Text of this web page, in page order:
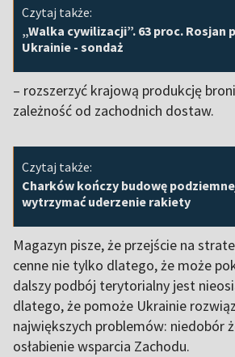
Czytaj także:
„Walka cywilizacji”. 63 proc. Rosjan
Ukrainie - sondaż
– rozszerzyć krajową produkcję
zależność od zachodnich dostaw.
Czytaj także:
Charków kończy budowę
wytrzymać uderzenie rakiety
Magazyn pisze, że przejście na
cenne nie tylko dlatego, że może
dalszy podbój terytorialny jest
dlatego, że pomoże Ukrainie
największych problemów: niedobór
osłabienie wsparcia Zachodu.